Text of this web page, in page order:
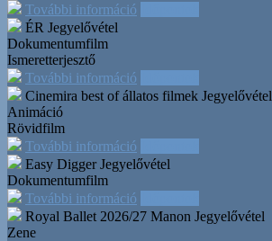
További információ
ÉR Jegyelővétel
Dokumentumfilm
Ismeretterjesztő
További információ
Cinemira best of állatos filmek Jegyelővétel
Animáció
Rövidfilm
További információ
Easy Digger Jegyelővétel
Dokumentumfilm
További információ
Royal Ballet 2026/27 Manon Jegyelővétel
Zene